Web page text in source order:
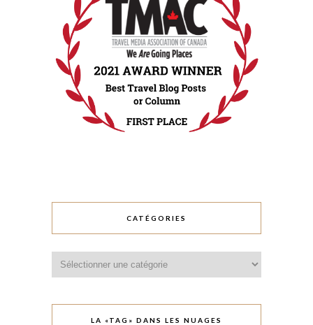
CATÉGORIES
LA «TAG» DANS LES NUAGES